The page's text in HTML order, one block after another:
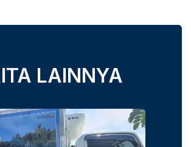
LAINNYA